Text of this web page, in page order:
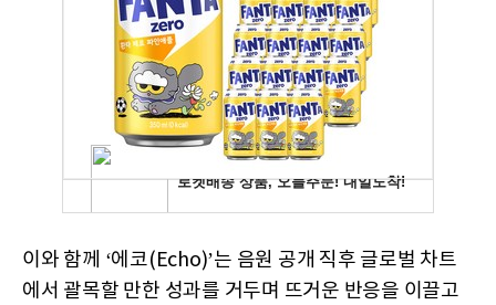
이와 함께 ‘에코(Echo)’는 음원 공개 직후 글로벌 차트
에서 괄목할 만한 성과를 거두며 뜨거운 반응을 이끌고